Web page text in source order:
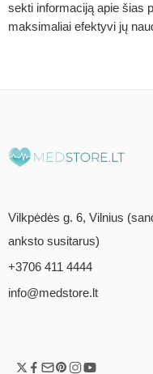
sekti informaciją apie šias
maksimaliai efektyvi jų
Vilkpėdės g. 6, Vilnius
anksto susitarus)
+3706 411 4444
info@medstore.lt